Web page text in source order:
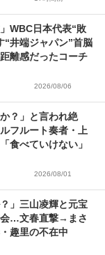
WBC日本代表“敗
井端ジャパン”首脳
離感だったコーチ
2026/08/06
？」と言われ絶
フルート奏者・上
食べていけない」
2026/08/01
」三山凌輝と元宝
会…文春直撃→まさ
趣里の不在中